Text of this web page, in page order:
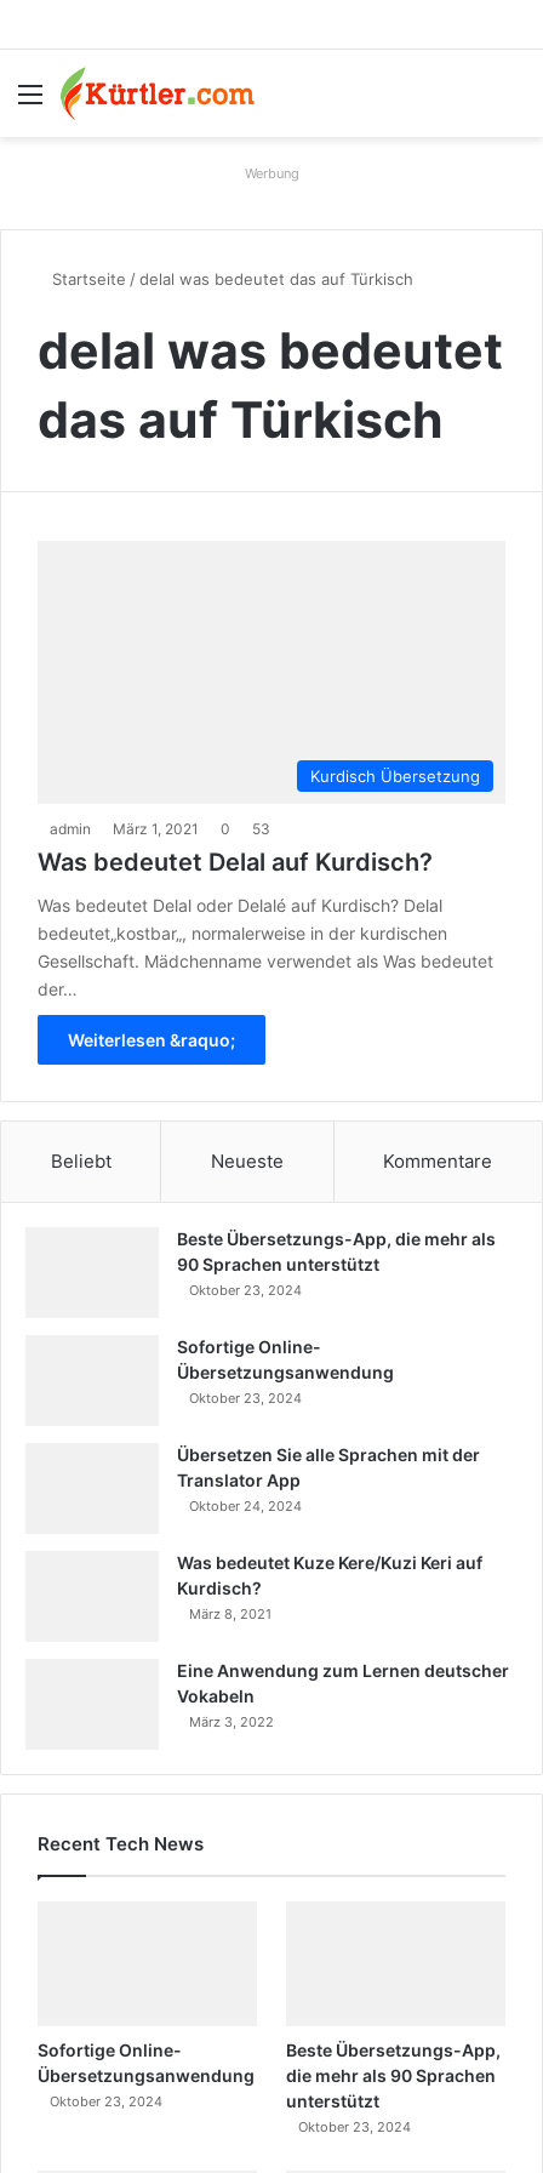
Menü
Werbung
Startseite /delal was bedeutet das auf Türkisch
delal was bedeutet
das auf Türkisch
Kurdisch Übersetzung
admin März 1, 2021 0 53
Was bedeutet Delal auf Kurdisch?
Was bedeutet Delal oder Delalé auf Kurdisch? Delal
bedeutet„kostbar„, normalerweise in der kurdischen
Gesellschaft. Mädchenname verwendet als Was bedeutet
der…
Weiterlesen &raquo;
Beliebt Neueste Kommentare
Beste Übersetzungs-App, die mehr als
90 Sprachen unterstützt
Oktober 23, 2024
Sofortige Online-
Übersetzungsanwendung
Oktober 23, 2024
Übersetzen Sie alle Sprachen mit der
Translator App
Oktober 24, 2024
Was bedeutet Kuze Kere/Kuzi Keri auf
Kurdisch?
März 8, 2021
Eine Anwendung zum Lernen deutscher
Vokabeln
März 3, 2022
Recent Tech News
Sofortige Online-
Übersetzungsanwendung
Oktober 23, 2024
Beste Übersetzungs-App,
die mehr als 90 Sprachen
unterstützt
Oktober 23, 2024